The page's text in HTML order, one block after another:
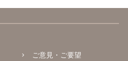
ご意見・ご要望